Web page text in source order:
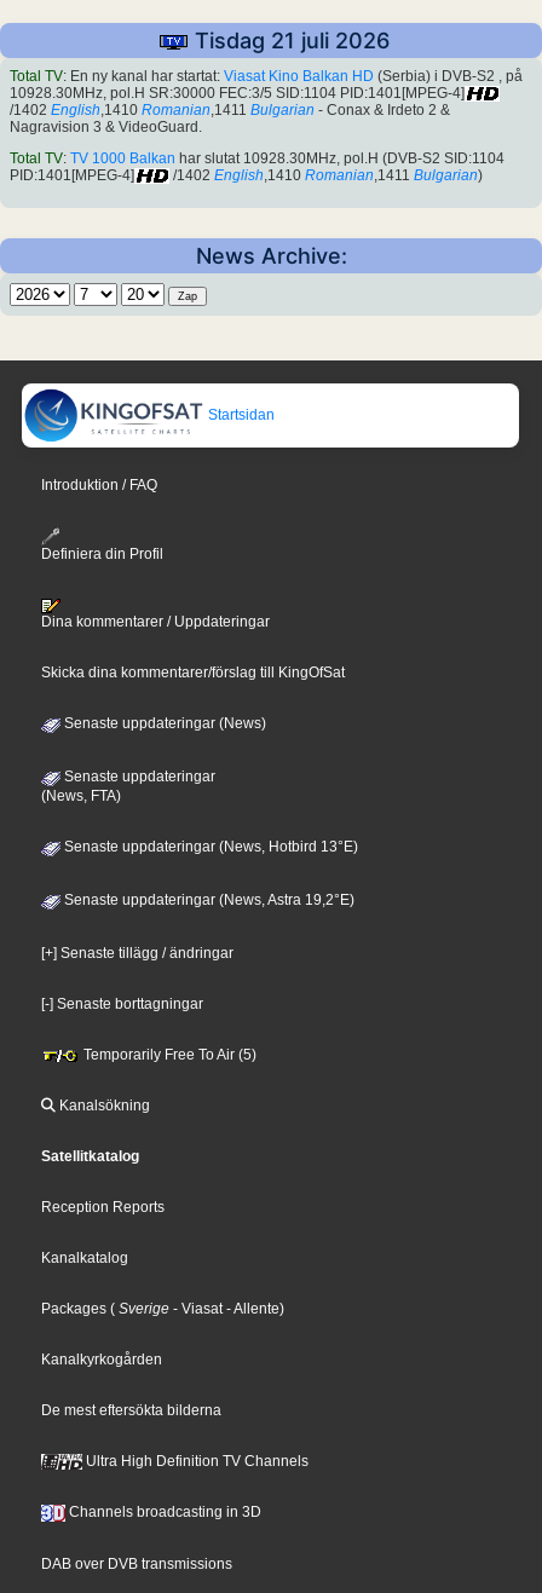
Tisdag 21 juli 2026
Total TV: En ny kanal har startat: Viasat Kino Balkan HD (Serbia) i DVB-S2 , på
10928.30MHz, pol.H SR:30000 FEC:3/5 SID:1104 PID:1401[MPEG-4]
/1402 English,1410 Romanian,1411 Bulgarian - Conax & Irdeto 2 &
Nagravision 3 & VideoGuard.
Total TV: TV 1000 Balkan har slutat 10928.30MHz, pol.H (DVB-S2 SID:1104
PID:1401[MPEG-4]
/1402 English,1410 Romanian,1411 Bulgarian)
News Archive:
Startsidan
Introduktion / FAQ
Definiera din Profil
Dina kommentarer / Uppdateringar
Skicka dina kommentarer/förslag till KingOfSat
Senaste uppdateringar (News)
Senaste uppdateringar
(News, FTA)
Senaste uppdateringar (News, Hotbird 13°E)
Senaste uppdateringar (News, Astra 19,2°E)
[+] Senaste tillägg / ändringar
[-] Senaste borttagningar
Temporarily Free To Air (5)
Kanalsökning
Satellitkatalog
Reception Reports
Kanalkatalog
Packages ( Sverige - Viasat- Allente)
Kanalkyrkogården
De mest eftersökta bilderna
Ultra High Definition TV Channels
Channels broadcasting in 3D
DAB over DVB transmissions